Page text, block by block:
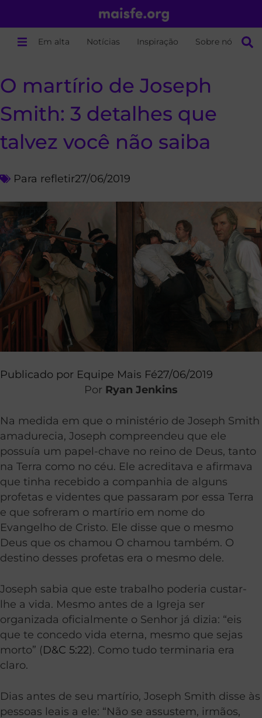
Em alta Notícias Inspiração Sobre nós
O martírio de Joseph
Smith: 3 detalhes que
talvez você não saiba
Para refletir27/06/2019
Publicado por Equipe Mais Fé27/06/2019
Por Ryan Jenkins
Na medida em que o ministério de Joseph Smith
amadurecia, Joseph compreendeu que ele
possuía um papel-chave no reino de Deus, tanto
na Terra como no céu. Ele acreditava e afirmava
que tinha recebido a companhia de alguns
profetas e videntes que passaram por essa Terra
e que sofreram o martírio em nome do
Evangelho de Cristo. Ele disse que o mesmo
Deus que os chamou O chamou também. O
destino desses profetas era o mesmo dele.
Joseph sabia que este trabalho poderia custar-
lhe a vida. Mesmo antes de a Igreja ser
organizada oficialmente o Senhor já dizia: “eis
que te concedo vida eterna, mesmo que sejas
morto” (D&C 5:22). Como tudo terminaria era
claro.
Dias antes de seu martírio, Joseph Smith disse às
pessoas leais a ele: “Não se assustem, irmãos,